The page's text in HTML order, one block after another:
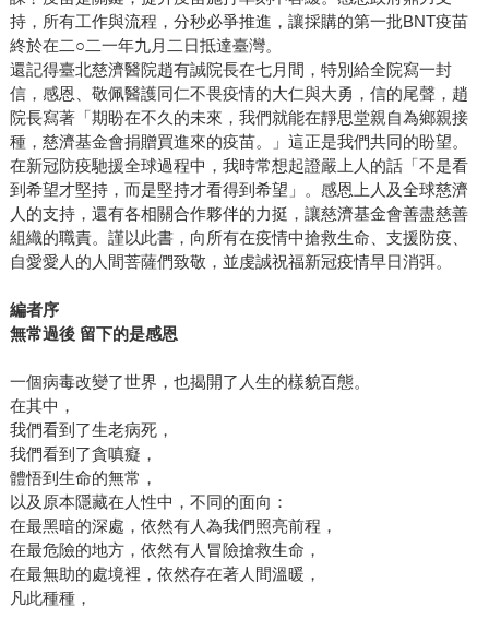
持，所有工作與流程，分秒必爭推進，讓採購的第一批BNT疫苗
終於在二○二一年九月二日抵達臺灣。
還記得臺北慈濟醫院趙有誠院長在七月間，特別給全院寫一封
信，感恩、敬佩醫護同仁不畏疫情的大仁與大勇，信的尾聲，趙
院長寫著「期盼在不久的未來，我們就能在靜思堂親自為鄉親接
種，慈濟基金會捐贈買進來的疫苗。」這正是我們共同的盼望。
在新冠防疫馳援全球過程中，我時常想起證嚴上人的話「不是看
到希望才堅持，而是堅持才看得到希望」。感恩上人及全球慈濟
人的支持，還有各相關合作夥伴的力挺，讓慈濟基金會善盡慈善
組織的職責。謹以此書，向所有在疫情中搶救生命、支援防疫、
自愛愛人的人間菩薩們致敬，並虔誠祝福新冠疫情早日消弭。
編者序
無常過後 留下的是感恩
一個病毒改變了世界，也揭開了人生的樣貌百態。
在其中，
我們看到了生老病死，
我們看到了貪嗔癡，
體悟到生命的無常，
以及原本隱藏在人性中，不同的面向：
在最黑暗的深處，依然有人為我們照亮前程，
在最危險的地方，依然有人冒險搶救生命，
在最無助的處境裡，依然存在著人間溫暖，
凡此種種，